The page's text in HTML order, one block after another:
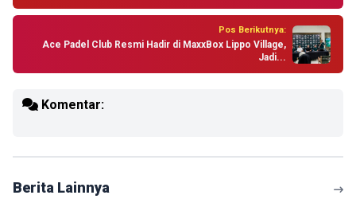
Pos Berikutnya:
Ace Padel Club Resmi Hadir di MaxxBox Lippo Village,
Jadi...
Komentar:
Berita Lainnya